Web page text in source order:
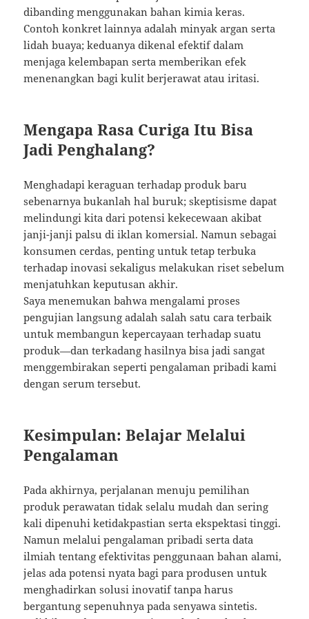
dibanding menggunakan bahan kimia keras.
Contoh konkret lainnya adalah minyak argan serta
lidah buaya; keduanya dikenal efektif dalam
menjaga kelembapan serta memberikan efek
menenangkan bagi kulit berjerawat atau iritasi.
Mengapa Rasa Curiga Itu Bisa
Jadi Penghalang?
Menghadapi keraguan terhadap produk baru
sebenarnya bukanlah hal buruk; skeptisisme dapat
melindungi kita dari potensi kekecewaan akibat
janji-janji palsu di iklan komersial. Namun sebagai
konsumen cerdas, penting untuk tetap terbuka
terhadap inovasi sekaligus melakukan riset sebelum
menjatuhkan keputusan akhir.
Saya menemukan bahwa mengalami proses
pengujian langsung adalah salah satu cara terbaik
untuk membangun kepercayaan terhadap suatu
produk—dan terkadang hasilnya bisa jadi sangat
menggembirakan seperti pengalaman pribadi kami
dengan serum tersebut.
Kesimpulan: Belajar Melalui
Pengalaman
Pada akhirnya, perjalanan menuju pemilihan
produk perawatan tidak selalu mudah dan sering
kali dipenuhi ketidakpastian serta ekspektasi tinggi.
Namun melalui pengalaman pribadi serta data
ilmiah tentang efektivitas penggunaan bahan alami,
jelas ada potensi nyata bagi para produsen untuk
menghadirkan solusi inovatif tanpa harus
bergantung sepenuhnya pada senyawa sintetis.